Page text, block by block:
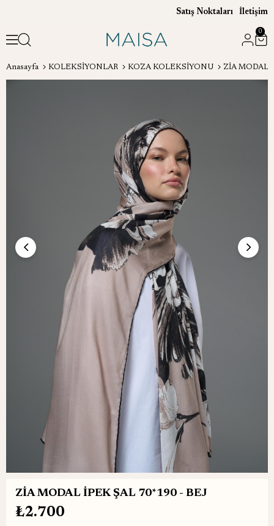
Satış Noktaları İletişim
0
Anasayfa KOLEKSİYONLAR KOZA KOLEKSİYONU ZİA MODAL
ZİA MODAL İPEK ŞAL 70*190 - BEJ
₺2.700